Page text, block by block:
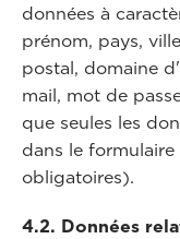
données à
prénom, pays,
postal, domaine
mail, mot de
que seules les
dans le
obligatoires).
4.2. Données